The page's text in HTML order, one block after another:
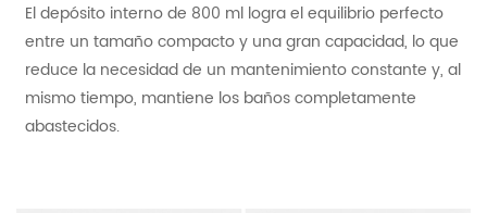
El depósito interno de 800 ml logra el equilibrio perfecto
entre un tamaño compacto y una gran capacidad, lo que
reduce la necesidad de un mantenimiento constante y, al
mismo tiempo, mantiene los baños completamente
abastecidos.